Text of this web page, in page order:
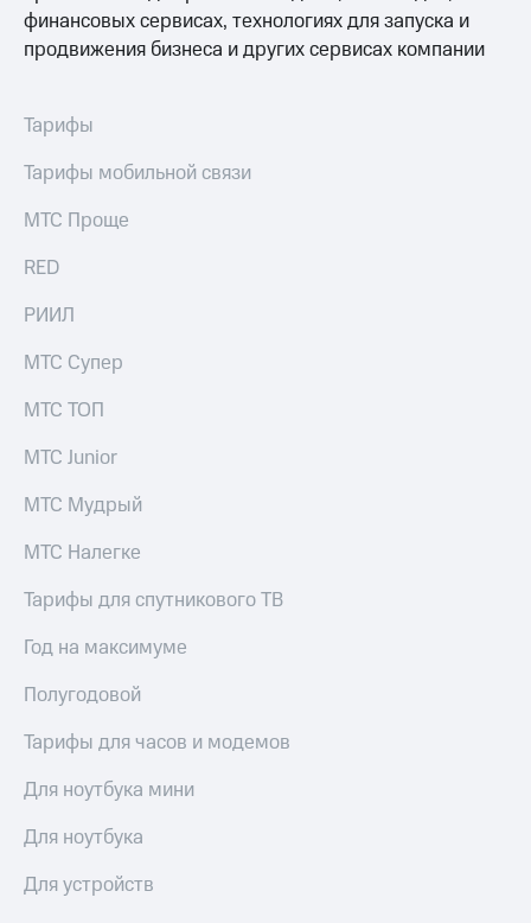
финансовых сервисах, технологиях для запуска и
продвижения бизнеса и других сервисах компании
Тарифы
Тарифы мобильной связи
МТС Проще
RED
РИИЛ
МТС Супер
МТС ТОП
МТС Junior
МТС Мудрый
МТС Налегке
Тарифы для спутникового ТВ
Год на максимуме
Полугодовой
Тарифы для часов и модемов
Для ноутбука мини
Для ноутбука
Для устройств